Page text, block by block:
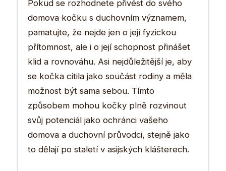
Pokud se rozhodnete přivést do svého
domova kočku s duchovním významem,
pamatujte, že nejde jen o její fyzickou
přítomnost, ale i o její schopnost přinášet
klid a rovnováhu. Asi nejdůležitější je, aby
se kočka cítila jako součást rodiny a měla
možnost být sama sebou. Tímto
způsobem mohou kočky plně rozvinout
svůj potenciál jako ochránci vašeho
domova a duchovní průvodci, stejně jako
to dělají po staletí v asijských klášterech.